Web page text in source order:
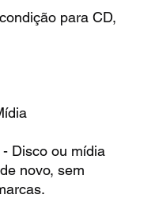
para CD,
Disco ou mídia
novo, sem